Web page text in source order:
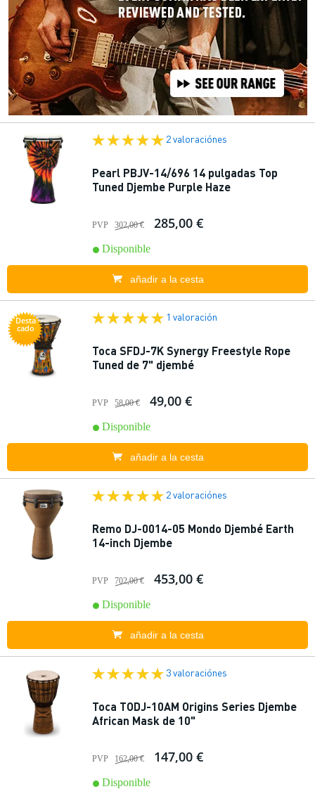
2 valoraciónes
Pearl PBJV-14/696 14 pulgadas Top
Tuned Djembe Purple Haze
PVP 302,00 € 285,00 €
Disponible
añadir a la cesta
Desta
cado
1 valoración
Toca SFDJ-7K Synergy Freestyle Rope
Tuned de 7" djembé
PVP 58,00 € 49,00 €
Disponible
añadir a la cesta
2 valoraciónes
Remo DJ-0014-05 Mondo Djembé Earth
14-inch Djembe
PVP 702,00 € 453,00 €
Disponible
añadir a la cesta
3 valoraciónes
Toca TODJ-10AM Origins Series Djembe
African Mask de 10"
PVP 162,00 € 147,00 €
Disponible